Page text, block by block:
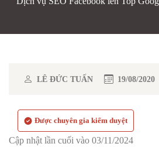
LÊ ĐỨC TUẤN 19/08/2020
Được chuyên gia kiểm duyệt
Cập nhật lần cuối vào 03/11/2024